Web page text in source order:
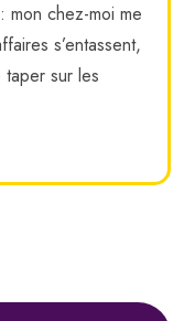
mon chez-moi me
s’entassent,
sur les